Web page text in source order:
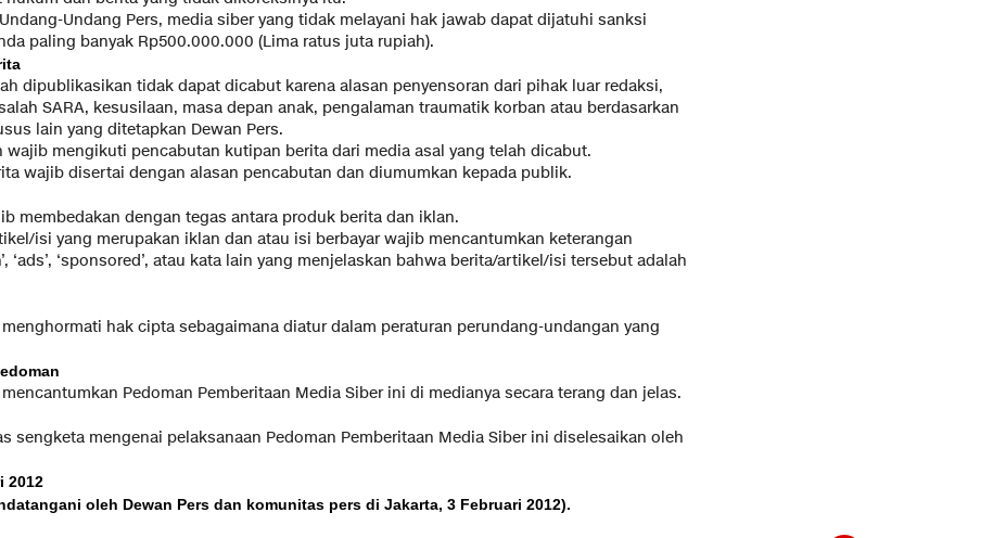
Undang Pers, media siber yang tidak melayani hak jawab dapat dijatuhi sanksi
paling banyak Rp500.000.000 (Lima ratus juta rupiah).
dipublikasikan tidak dapat dicabut karena alasan penyensoran dari pihak luar redaksi,
SARA, kesusilaan, masa depan anak, pengalaman traumatik korban atau berdasarkan
lain yang ditetapkan Dewan Pers.
wajib mengikuti pencabutan kutipan berita dari media asal yang telah dicabut.
wajib disertai dengan alasan pencabutan dan diumumkan kepada publik.
membedakan dengan tegas antara produk berita dan iklan.
isi yang merupakan iklan dan atau isi berbayar wajib mencantumkan keterangan
‘ads’, ‘sponsored’, atau kata lain yang menjelaskan bahwa berita/artikel/isi tersebut adalah
hak cipta sebagaimana diatur dalam peraturan perundang-undangan yang
Pedoman Pemberitaan Media Siber ini di medianya secara terang dan jelas.
sengketa mengenai pelaksanaan Pedoman Pemberitaan Media Siber ini diselesaikan oleh
2012
oleh Dewan Pers dan komunitas pers di Jakarta, 3 Februari 2012).